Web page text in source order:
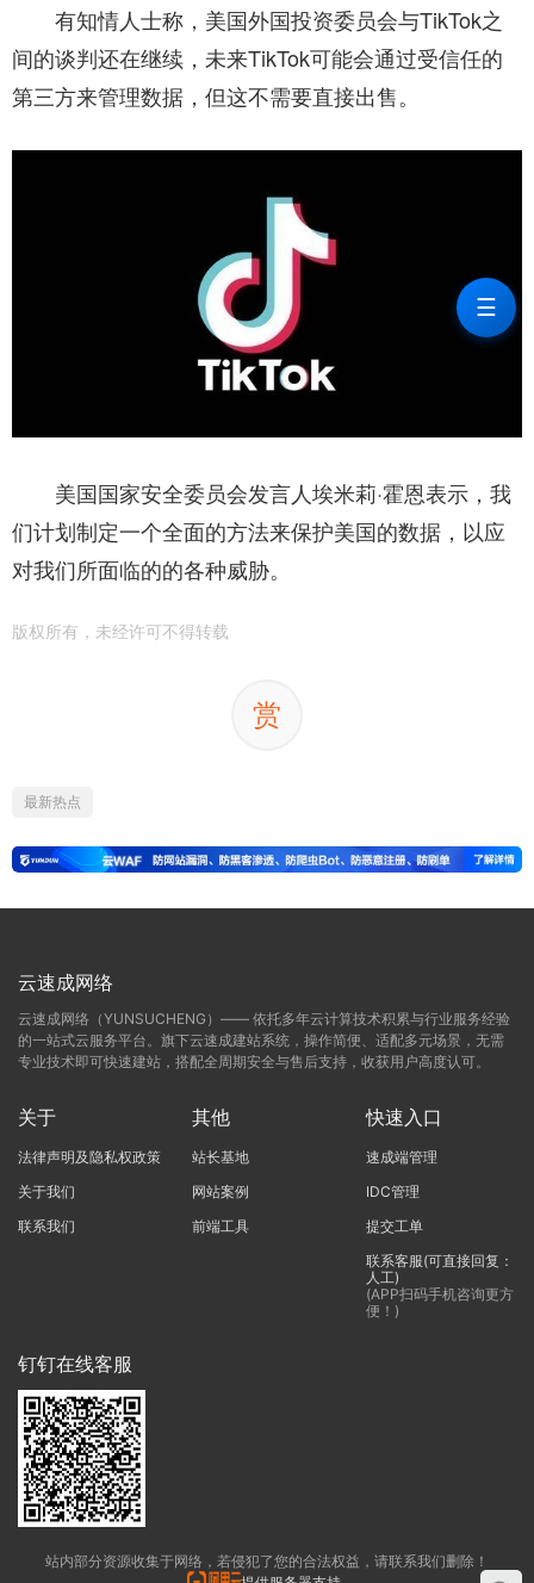
有知情人士称，美国外国投资委员会与TikTok之
间的谈判还在继续，未来TikTok可能会通过受信任的
第三方来管理数据，但这不需要直接出售。
美国国家安全委员会发言人埃米莉·霍恩表示，我
们计划制定一个全面的方法来保护美国的数据，以应
对我们所面临的的各种威胁。
版权所有，未经许可不得转载
赏
最新热点
云速成网络
云速成网络（YUNSUCHENG）—— 依托多年云计算技术积累与行业服务经验
的一站式云服务平台。旗下云速成建站系统，操作简便、适配多元场景，无需
专业技术即可快速建站，搭配全周期安全与售后支持，收获用户高度认可。
关于
法律声明及隐私权政策
关于我们
联系我们
其他
站长基地
网站案例
前端工具
快速入口
速成端管理
IDC管理
提交工单
联系客服(可直接回复：
人工)
(APP扫码手机咨询更方
便！)
钉钉在线客服
站内部分资源收集于网络，若侵犯了您的合法权益，请联系我们删除！
☰